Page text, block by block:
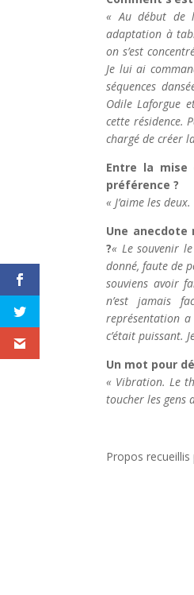
« Au début de
adaptation à
on s’est
Je lui ai
séquences
Odile Laforgue
cette résidence.
chargé de créer
Entre la mise
préférence ?
« J’aime les
Une
?« Le souvenir
donné, faute de
souviens avoir
n’est jamais
représentation
c’était puissant.
Un mot pour
« Vibration. Le
toucher les gens
Propos